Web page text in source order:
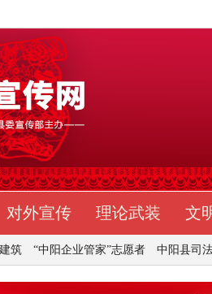
对外宣传 理论武装 文
“中阳企业管家”志愿者 中阳县司法局